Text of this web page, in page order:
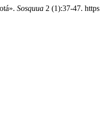
Sosquua 2 (1):37-47.